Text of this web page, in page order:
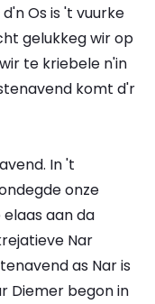
Os is 't vuurke
gelukkeg wir op
te kriebele n'in
komt d'r
In 't
onze
elaas aan da
Nar
as Nar is
Diemer begon in